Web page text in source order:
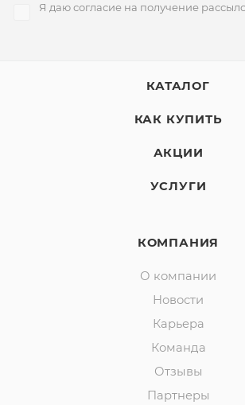
Я даю согласие на получение
КАТАЛОГ
КАК КУПИТЬ
АКЦИИ
УСЛУГИ
КОМПАНИЯ
О компании
Новости
Карьера
Команда
Отзывы
Партнеры